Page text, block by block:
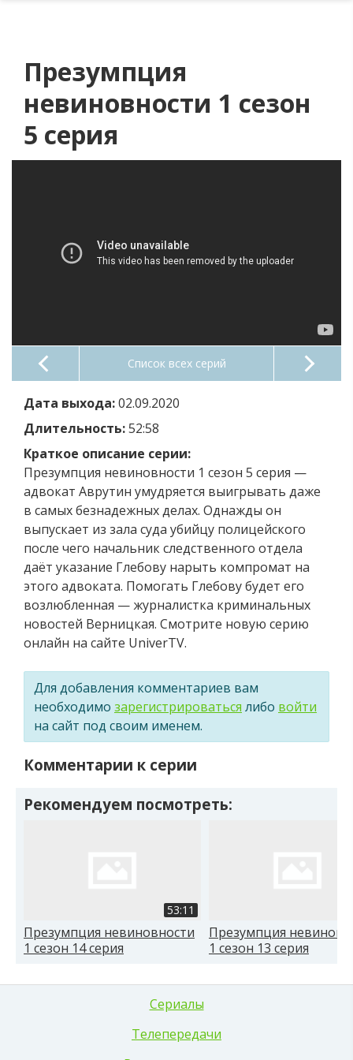
Презумпция
невиновности 1 сезон
5 серия
Список всех серий
Дата выхода:02.09.2020
Длительность:52:58
Краткое описание серии:
Презумпция невиновности 1 сезон 5 серия —
адвокат Аврутин умудряется выигрывать даже
в самых безнадежных делах. Однажды он
выпускает из зала суда убийцу полицейского
после чего начальник следственного отдела
даёт указание Глебову нарыть компромат на
этого адвоката. Помогать Глебову будет его
возлюбленная — журналистка криминальных
новостей Верницкая. Смотрите новую серию
онлайн на сайте UniverTV.
Для добавления комментариев вам
необходимо зарегистрироваться либо войти
на сайт под своим именем.
Комментарии к серии
Рекомендуем посмотреть:
53:11
Презумпция невиновности
1 сезон 14 серия
Презумпция
1 сезон 13 серия
Сериалы
Телепередачи